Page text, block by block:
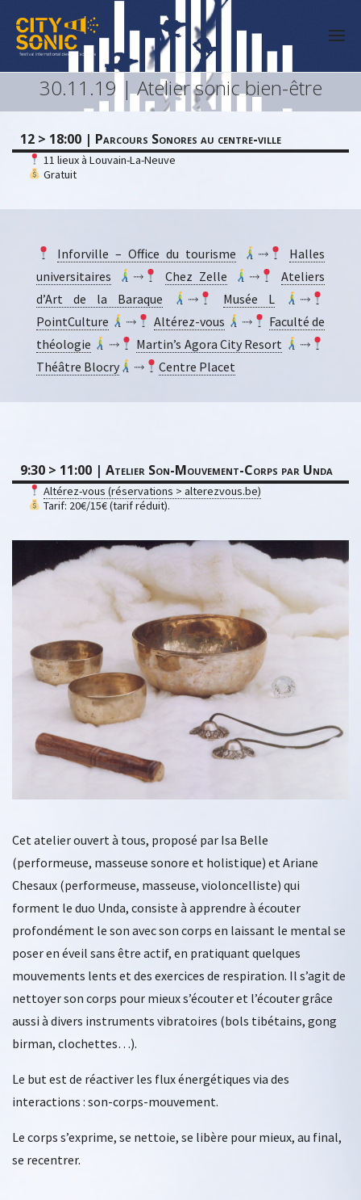
30.11.19 | Atelier sonic bien-être
12 > 18:00 | Parcours Sonores au centre-ville
11 lieux à Louvain-La-Neuve
Gratuit
Inforville – Office du tourisme ⤑
Halles
universitaires
⤑ Chez Zelle ⤑
Ateliers
d’Art de la Baraque
⤑ Musée L
⤑
PointCulture
⤑ Altérez-vous ⤑
Faculté de
théologie
⤑ Martin’s Agora City Resort
⤑
Théâtre Blocry
⤑ Centre Placet
9:30 > 11:00 | Atelier Son-Mouvement-Corps par Unda
Altérez-vous (réservations > alterezvous.be)
Tarif: 20€/15€ (tarif réduit).
Cet atelier ouvert à tous, proposé par Isa Belle
(performeuse, masseuse sonore et holistique) et Ariane
Chesaux (performeuse, masseuse, violoncelliste) qui
forment le duo Unda, consiste à apprendre à écouter
profondément le son avec son corps en laissant le mental se
poser en éveil sans être actif, en pratiquant quelques
mouvements lents et des exercices de respiration. Il s’agit de
nettoyer son corps pour mieux s’écouter et l’écouter grâce
aussi à divers instruments vibratoires (bols tibétains, gong
birman, clochettes…).
Le but est de réactiver les flux énergétiques via des
interactions : son-corps-mouvement.
Le corps s’exprime, se nettoie, se libère pour mieux, au final,
se recentrer.